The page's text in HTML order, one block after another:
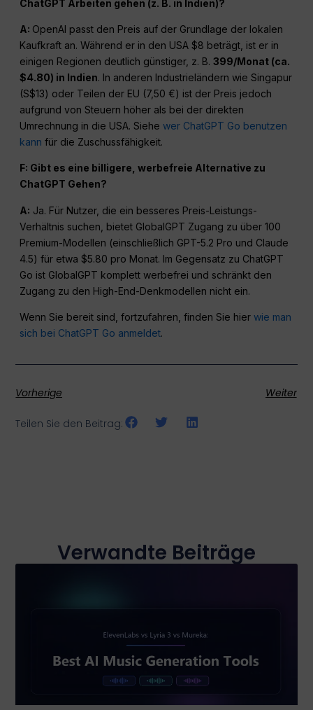
ChatGPT Arbeiten gehen (z. B. in Indien)?
A: OpenAI passt den Preis auf der Grundlage der lokalen
Kaufkraft an. Während er in den USA $8 beträgt, ist er in
einigen Regionen deutlich günstiger, z. B.₹399/Monat (ca.
$4.80) in Indien. In anderen Industrieländern wie Singapur
(S$13) oder Teilen der EU (7,50 €) ist der Preis jedoch
aufgrund von Steuern höher als bei der direkten
Umrechnung in die USA. Siehewer ChatGPT Go benutzen
kann für die Zuschussfähigkeit.
F: Gibt es eine billigere, werbefreie Alternative zu
ChatGPT Gehen?
A: Ja. Für Nutzer, die ein besseres Preis-Leistungs-
Verhältnis suchen, bietet GlobalGPT Zugang zu über 100
Premium-Modellen (einschließlich GPT-5.2 Pro und Claude
4.5) für etwa $5.80 pro Monat. Im Gegensatz zu ChatGPT
Go ist GlobalGPT komplett werbefrei und schränkt den
Zugang zu den High-End-Denkmodellen nicht ein.
Wenn Sie bereit sind, fortzufahren, finden Sie hierwie man
sich bei ChatGPT Go anmeldet.
Vorherige Weiter
Teilen Sie den Beitrag:
Verwandte Beiträge